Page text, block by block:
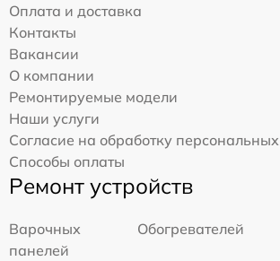
Оплата и доставка
Контакты
Вакансии
О компании
Ремонтируемые модели
Наши услуги
Согласие на обработку
Способы оплаты
Ремонт устройств
Варочных
панелей
Обогревателей